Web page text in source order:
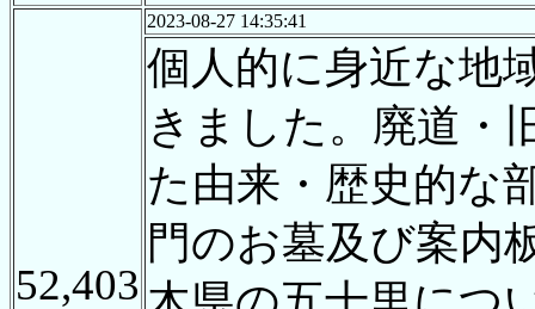
52,403
2023-08-27 14:35:41
個人的に身近な地
きました。廃道・
た由来・歴史的な
門のお墓及び案内